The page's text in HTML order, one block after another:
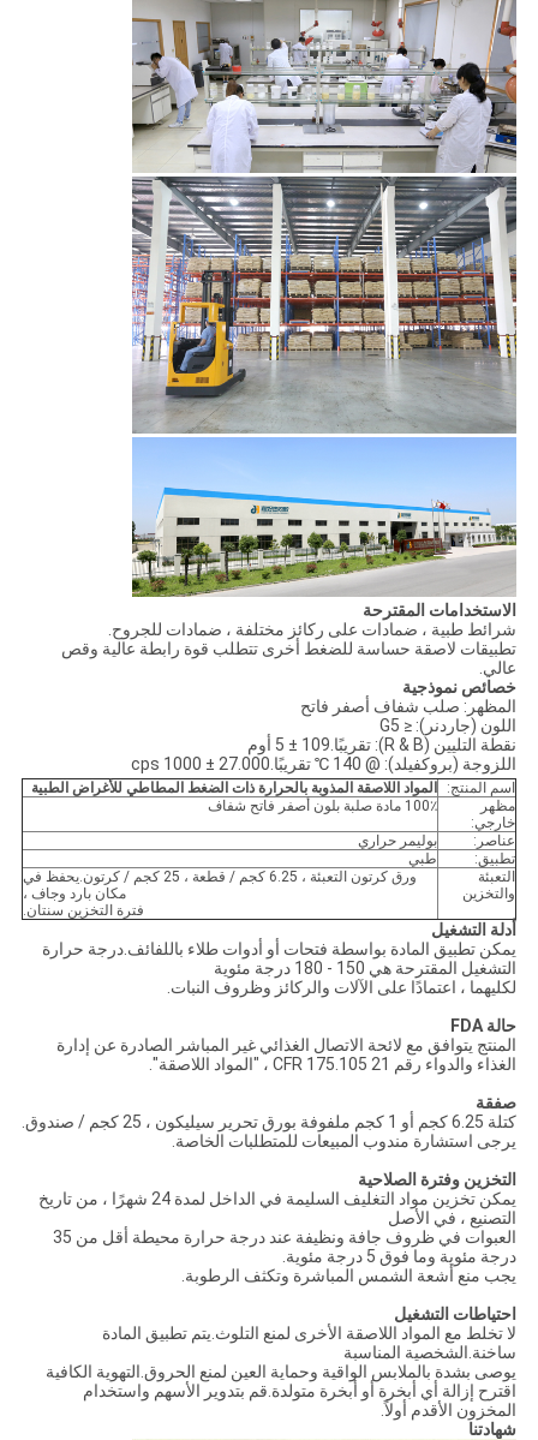
الاستخدامات المقترحة
شرائط طبية ، ضمادات على ركائز مختلفة ، ضمادات للجروح.
تطبيقات لاصقة حساسة للضغط أخرى تتطلب قوة رابطة عالية وقص
عالي.
خصائص نموذجية
المظهر: صلب شفاف أصفر فاتح
اللون (جاردنر): ≤ G5
نقطة التليين (R & B): تقريبًا.109 ± 5 أوم
اللزوجة (بروكفيلد): @ 140 ℃ تقريبًا.27.000 ± 1000 cps
اسم المنتج:
المواد اللاصقة المذوبة بالحرارة ذات الضغط المطاطي للأغراض الطبية
مظهر
خارجي:
100٪ مادة صلبة بلون أصفر فاتح شفاف
عناصر:
بوليمر حراري
تطبيق:
طبي
التعبئة
والتخزين
ورق كرتون التعبئة ، 6.25 كجم / قطعة ، 25 كجم / كرتون.يحفظ في
مكان بارد وجاف ،
فترة التخزين سنتان.
أدلة التشغيل
يمكن تطبيق المادة بواسطة فتحات أو أدوات طلاء باللفائف.درجة حرارة
التشغيل المقترحة هي 150 - 180 درجة مئوية
لكليهما ، اعتمادًا على الآلات والركائز وظروف النبات.
حالة FDA
المنتج يتوافق مع لائحة الاتصال الغذائي غير المباشر الصادرة عن إدارة
الغذاء والدواء رقم 21 CFR 175.105 ، "المواد اللاصقة".
صفقة
كتلة 6.25 كجم أو 1 كجم ملفوفة بورق تحرير سيليكون ، 25 كجم / صندوق.
يرجى استشارة مندوب المبيعات للمتطلبات الخاصة.
التخزين وفترة الصلاحية
يمكن تخزين مواد التغليف السليمة في الداخل لمدة 24 شهرًا ، من تاريخ
التصنيع ، في الأصل
العبوات في ظروف جافة ونظيفة عند درجة حرارة محيطة أقل من 35
درجة مئوية وما فوق 5 درجة مئوية.
يجب منع أشعة الشمس المباشرة وتكثف الرطوبة.
احتياطات التشغيل
لا تخلط مع المواد اللاصقة الأخرى لمنع التلوث.يتم تطبيق المادة
ساخنة.الشخصية المناسبة
يوصى بشدة بالملابس الواقية وحماية العين لمنع الحروق.التهوية الكافية
اقترح إزالة أي أبخرة أو أبخرة متولدة.قم بتدوير الأسهم واستخدام
المخزون الأقدم أولاً.
شهادتنا